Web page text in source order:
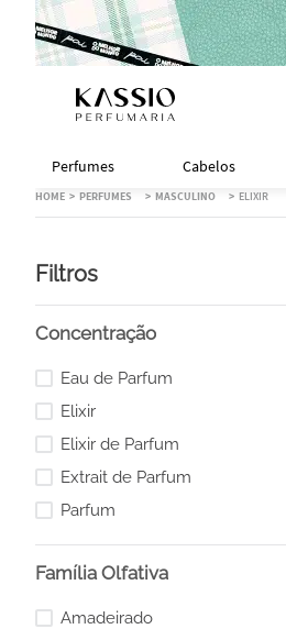
Perfumes Cabelos
PERFUMES MASCULINO ELIXIR
Filtros
Concentração
Eau de Parfum
Elixir
Elixir de Parfum
Extrait de Parfum
Parfum
Família Olfativa
Amadeirado